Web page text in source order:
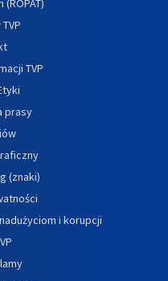
TVP
prasy
(znaki)
i korupcji